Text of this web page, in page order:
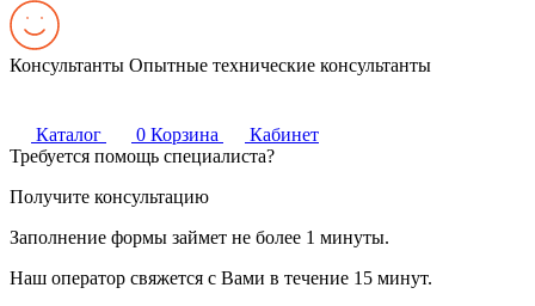
Консультанты Опытные технические консультанты
Каталог 0 Корзина
Кабинет
Требуется помощь специалиста?
Получите консультацию
Заполнение формы займет не более 1 минуты.
Наш оператор свяжется с Вами в течение 15 минут.